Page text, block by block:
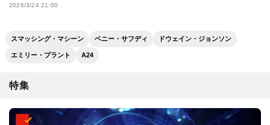
2026/3/24 21:00
スマッシング・マシーン ベニー・サフディ ドウェイン・ジョンソン
エミリー・ブラント A24
特集